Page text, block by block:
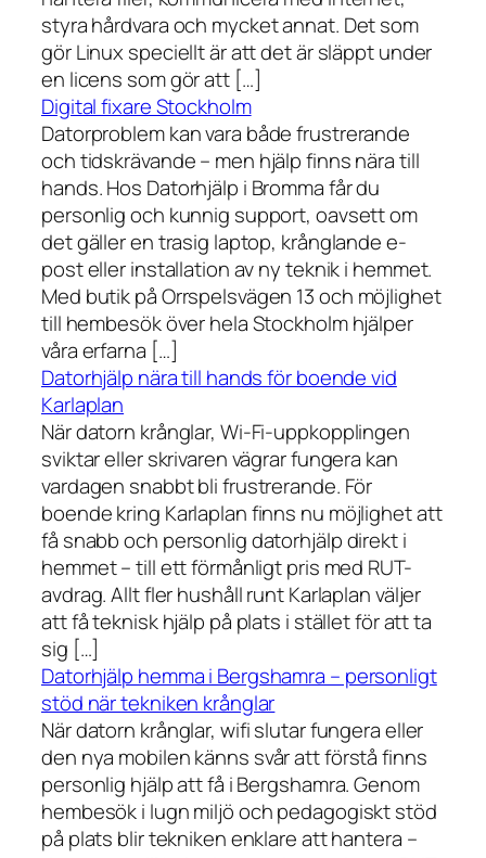
styra hårdvara och mycket annat. Det som
gör Linux speciellt är att det är släppt under
en licens som gör att […]
Digital fixare Stockholm
Datorproblem kan vara både frustrerande
och tidskrävande – men hjälp finns nära till
hands. Hos Datorhjälp i Bromma får du
personlig och kunnig support, oavsett om
det gäller en trasig laptop, krånglande e-
post eller installation av ny teknik i hemmet.
Med butik på Orrspelsvägen 13 och möjlighet
till hembesök över hela Stockholm hjälper
våra erfarna […]
Datorhjälp nära till hands för boende vid
Karlaplan
När datorn krånglar, Wi-Fi-uppkopplingen
sviktar eller skrivaren vägrar fungera kan
vardagen snabbt bli frustrerande. För
boende kring Karlaplan finns nu möjlighet att
få snabb och personlig datorhjälp direkt i
hemmet – till ett förmånligt pris med RUT-
avdrag. Allt fler hushåll runt Karlaplan väljer
att få teknisk hjälp på plats i stället för att ta
sig […]
Datorhjälp hemma i Bergshamra – personligt
stöd när tekniken krånglar
När datorn krånglar, wifi slutar fungera eller
den nya mobilen känns svår att förstå finns
personlig hjälp att få i Bergshamra. Genom
hembesök i lugn miljö och pedagogiskt stöd
på plats blir tekniken enklare att hantera –